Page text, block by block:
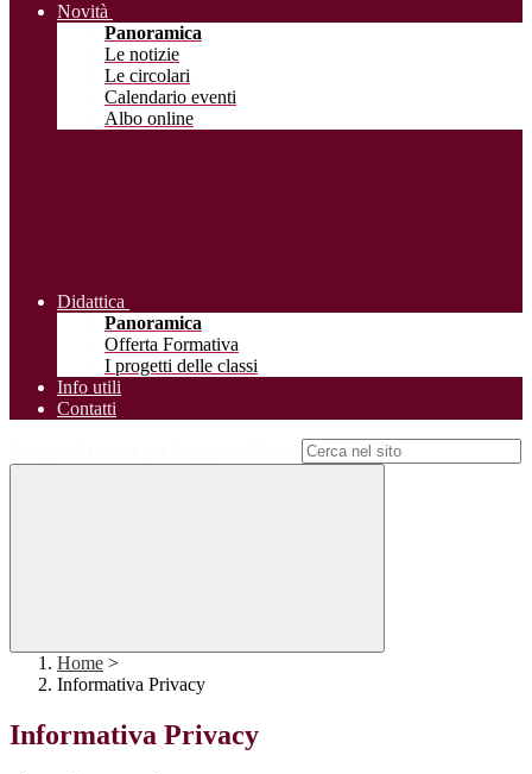
Novità
Panoramica
Le notizie
Le circolari
Calendario eventi
Albo online
Didattica
Panoramica
Offerta Formativa
I progetti delle classi
Info utili
Contatti
Home >
Informativa Privacy
Informativa Privacy